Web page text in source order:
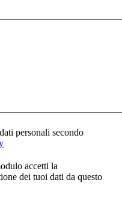
personali secondo
accetti la
dei tuoi dati da questo